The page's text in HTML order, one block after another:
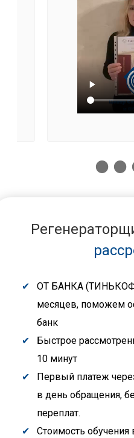
ОТ БАНКА
месяцев, поможем
банк
Быстрое
10 минут
Первый платеж
в день обращения,
переплат.
Стоимость обучения